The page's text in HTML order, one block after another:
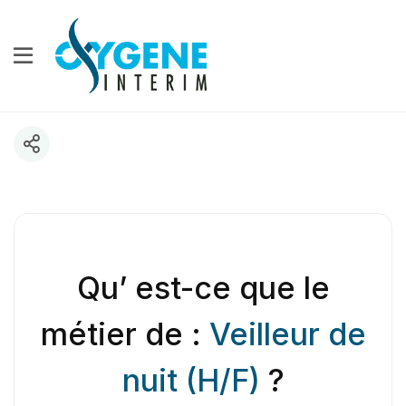
Qu’ est-ce que le
métier de : Veilleur de
nuit (H/F) ?